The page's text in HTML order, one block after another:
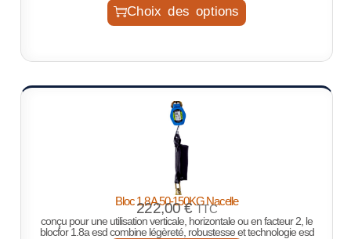
Choix des options
Bloc 1,8 A 50-150KG Nacelle
222,00€ TTC
conçu pour une utilisation verticale, horizontale ou en facteur 2, le
blocfor 1.8a esd combine légèreté, robustesse et technologie esd